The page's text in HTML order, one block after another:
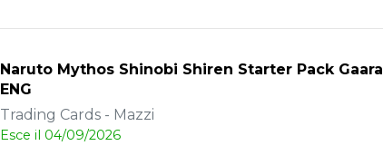
Naruto Mythos Shinobi Shiren Starter Pack Gaara
ENG
Trading Cards - Mazzi
Esce il 04/09/2026